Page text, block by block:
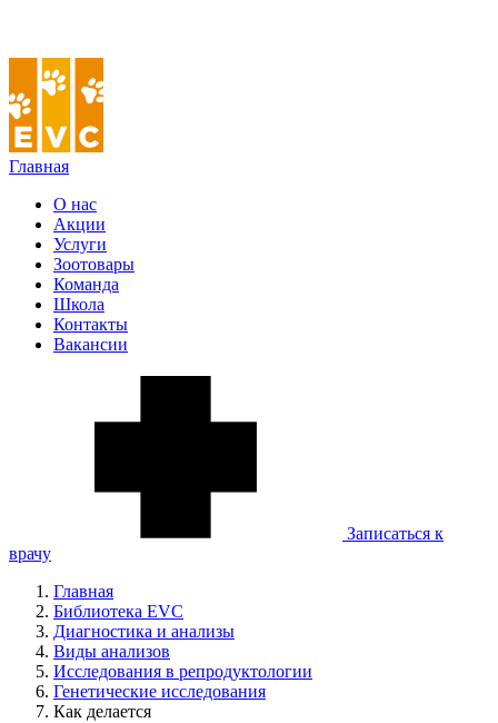
Главная
О нас
Акции
Услуги
Зоотовары
Команда
Школа
Контакты
Вакансии
Записаться к
врачу
Главная
Библиотека EVC
Диагностика и анализы
Виды анализов
Исследования в репродуктологии
Генетические исследования
Как делается